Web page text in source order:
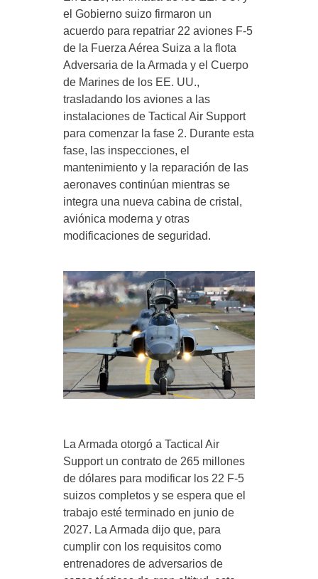
el Gobierno suizo firmaron un
acuerdo para repatriar 22 aviones F-5
de la Fuerza Aérea Suiza a la flota
Adversaria de la Armada y el Cuerpo
de Marines de los EE. UU.,
trasladando los aviones a las
instalaciones de Tactical Air Support
para comenzar la fase 2. Durante esta
fase, las inspecciones, el
mantenimiento y la reparación de las
aeronaves continúan mientras se
integra una nueva cabina de cristal,
aviónica moderna y otras
modificaciones de seguridad.
La Armada otorgó a Tactical Air
Support un contrato de 265 millones
de dólares para modificar los 22 F-5
suizos completos y se espera que el
trabajo esté terminado en junio de
2027. La Armada dijo que, para
cumplir con los requisitos como
entrenadores de adversarios de